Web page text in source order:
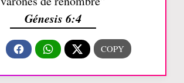
Génesis 6:4